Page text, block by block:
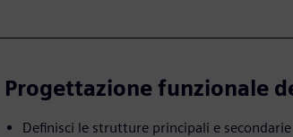
Progettazione funzionale
Definisci le strutture principali e